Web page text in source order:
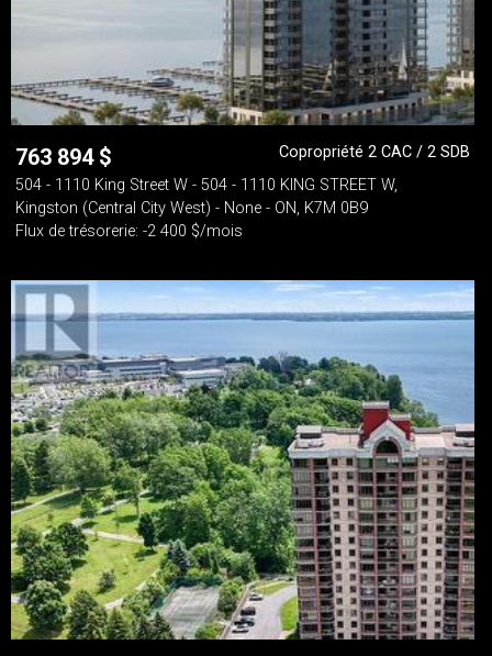
763 894 $
Copropriété 2 CAC / 2 SDB
504 - 1110 King Street W - 504 - 1110 KING STREET W,
Kingston (Central City West) - None - ON, K7M 0B9
Flux de trésorerie: -2 400 $/mois